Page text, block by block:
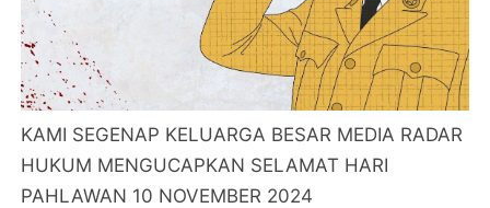
KAMI SEGENAP KELUARGA BESAR MEDIA RADAR
HUKUM MENGUCAPKAN SELAMAT HARI
PAHLAWAN 10 NOVEMBER 2024